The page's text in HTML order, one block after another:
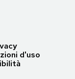
d'uso